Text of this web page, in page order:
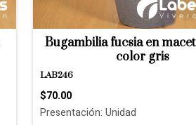
Bugambilia fucsia en
color gris
LAB246
$70.00
Presentación: Unidad